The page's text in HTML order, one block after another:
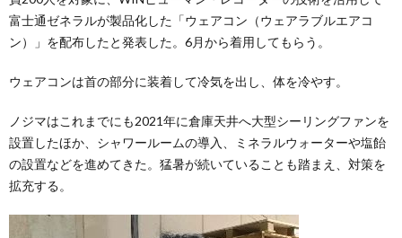
富士通ゼネラルが製品化した「ウェアコン（ウェアラブルエアコ
ン）」を配布したと発表した。6月から着用してもらう。
ウェアコンは首の部分に装着して冷気を出し、体を冷やす。
ノジマはこれまでにも2021年に倉庫天井へ大型シーリングファンを
設置したほか、シャワールームの導入、ミネラルウォーターや塩飴
の設置などを進めてきた。猛暑が続いていることも踏まえ、対策を
拡充する。